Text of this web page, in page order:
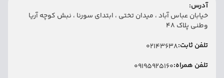
آدرس:
خیابان عباس آباد ، میدان تختی ، ابتدای سورنا ، نبش کوچه آریا
وطنی پلاک 48
تلفن ثابت:02143638
تلفن همراه:09195925160